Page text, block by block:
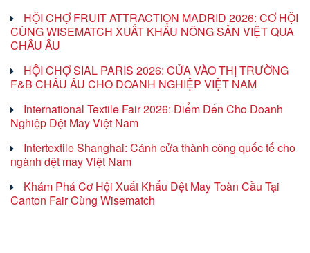
HỘI CHỢ FRUIT ATTRACTION MADRID 2026: CƠ HỘI
CÙNG WISEMATCH XUẤT KHẨU NÔNG SẢN VIỆT QUA
CHÂU ÂU
HỘI CHỢ SIAL PARIS 2026: CỬA VÀO THỊ TRƯỜNG
F&B CHÂU ÂU CHO DOANH NGHIỆP VIỆT NAM
International Textile Fair 2026: Điểm Đến Cho Doanh
Nghiệp Dệt May Việt Nam
Intertextile Shanghai: Cánh cửa thành công quốc tế cho
ngành dệt may Việt Nam
Khám Phá Cơ Hội Xuất Khẩu Dệt May Toàn Cầu Tại
Canton Fair Cùng Wisematch